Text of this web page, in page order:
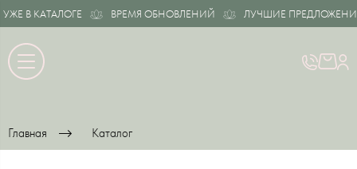
КАТАЛОГЕ ВРЕМЯ ОБНОВЛЕНИЙ ЛУЧШИЕ ПРЕДЛОЖЕНИЯ
Главная Каталог